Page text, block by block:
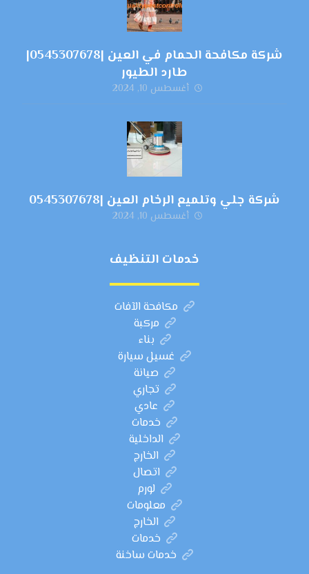
شركة مكافحة الحمام في العين |0545307678|
طارد الطيور
أغسطس 10, 2024
شركة جلي وتلميع الرخام العين |0545307678
أغسطس 10, 2024
خدمات التنظيف
مكافحة الآفات
مركبة
بناء
غسيل سيارة
صيانة
تجاري
عادي
خدمات
الداخلية
الخارج
اتصال
لورم
معلومات
الخارج
خدمات
خدمات ساخنة